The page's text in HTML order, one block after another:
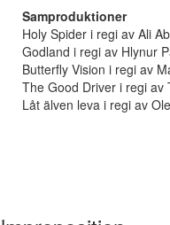
Samproduktioner
Holy Spider i regi av Ali
Godland i regi av Hlynur
Butterfly Vision i regi av
The Good Driver i regi av
Låt älven leva i regi av